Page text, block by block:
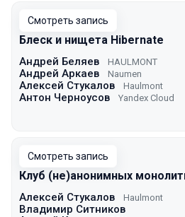
Смотреть запись
Блеск и нищета Hibernate
Андрей Беляев HAULMONT
Андрей Аркаев Naumen
Алексей Стукалов Haulmont
Антон Черноусов Yandex Cloud
Смотреть запись
Клуб (не)анонимных
Алексей Стукалов Haulmont
Владимир Ситников